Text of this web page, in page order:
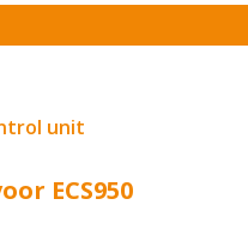
unit
ECS950